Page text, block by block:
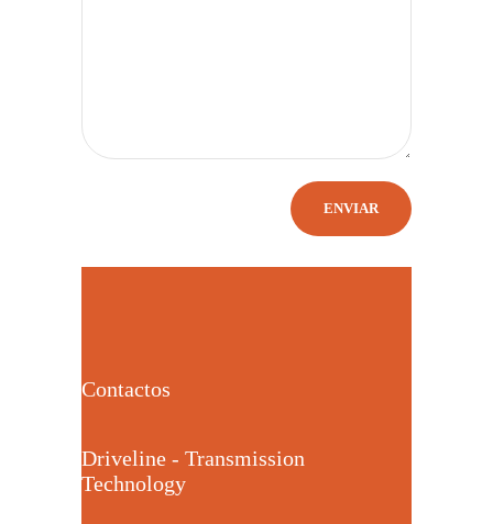
Contactos
Driveline - Transmission
Technology